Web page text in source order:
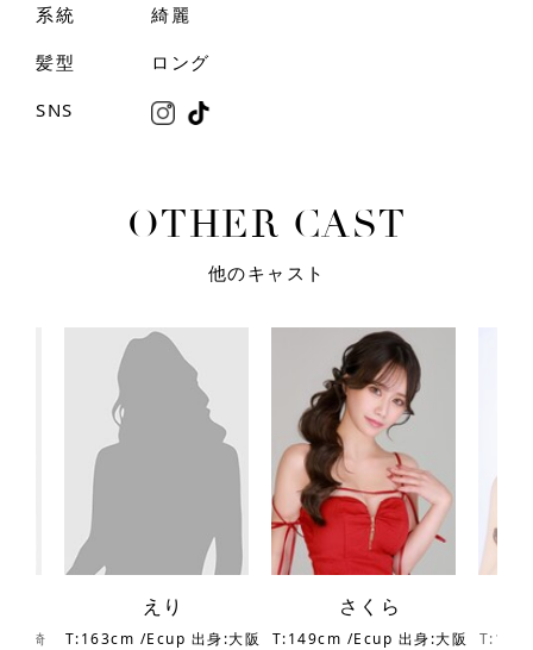
系統
綺麗
髪型
ロング
SNS
OTHER CAST
他のキャスト
身:埼
えり
T:163cm /Ecup 出身:大阪
さくら
T:149cm /Ecup 出身:大阪